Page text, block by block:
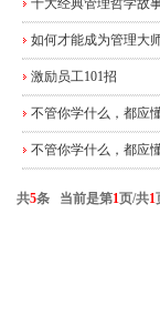
十大经典管理哲学故
如何才能成为管理大
激励员工101招
不管你学什么，都应
不管你学什么，都应
共5条 当前是第1页/共1